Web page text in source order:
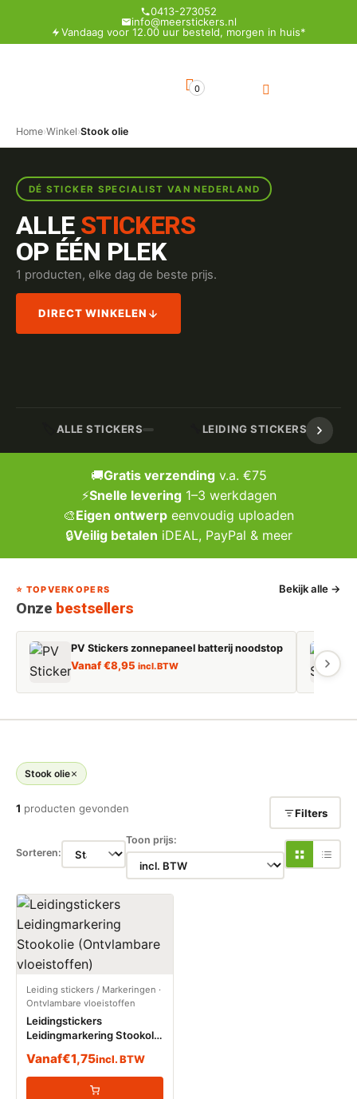
0413-273052
info@meerstickers.nl
Vandaag voor 12.00 uur besteld, morgen in huis*
0
Home›Winkel›Stook olie
DÉ STICKER SPECIALIST VAN NEDERLAND
ALLE STICKERS
OP ÉÉN PLEK
1 producten, elke dag de beste prijs.
DIRECT WINKELEN
ALLE STICKERS LEIDING STICKERS /
🚚Gratis verzendingv.a. €75
⚡Snelle levering1–3 werkdagen
🎨Eigen ontwerp eenvoudig uploaden
🔒Veilig betalen iDEAL, PayPal & meer
⭐ TOPVERKOPERS
Onze bestsellers
Bekijk alle →
PV Stickers zonnepaneel batterij noodstop
Vanaf€8,95 incl. BTW
Stook olie
1 producten gevonden Filters
Sorteren:
Toon prijs:
Leiding stickers / Markeringen ·
Ontvlambare vloeistoffen
Leidingstickers
Leidingmarkering Stookolie
Vanaf€1,75incl. BTW